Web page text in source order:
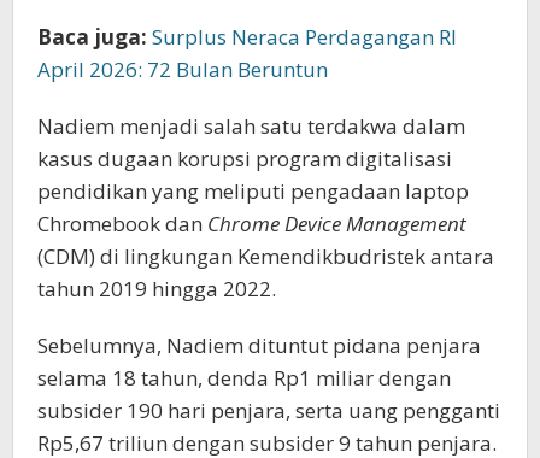
Baca juga: Surplus Neraca Perdagangan RI
April 2026: 72 Bulan Beruntun
Nadiem menjadi salah satu terdakwa dalam
kasus dugaan korupsi program digitalisasi
pendidikan yang meliputi pengadaan laptop
Chromebook dan Chrome Device Management
(CDM) di lingkungan Kemendikbudristek antara
tahun 2019 hingga 2022.
Sebelumnya, Nadiem dituntut pidana penjara
selama 18 tahun, denda Rp1 miliar dengan
subsider 190 hari penjara, serta uang pengganti
Rp5,67 triliun dengan subsider 9 tahun penjara.